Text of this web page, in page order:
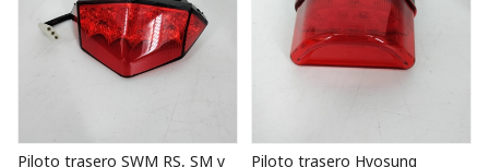
Piloto trasero SWM RS, SM y
Piloto trasero Hyosung